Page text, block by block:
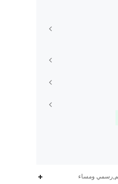
ومساء